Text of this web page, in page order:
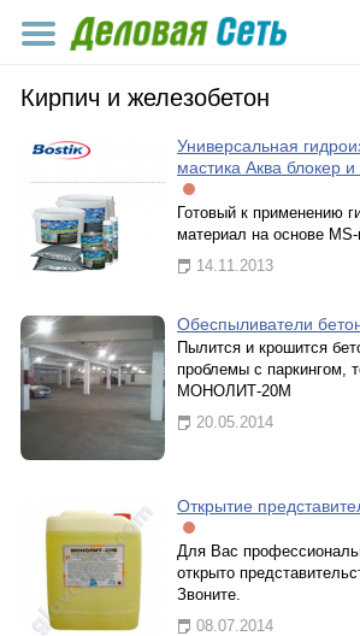
Кирпич и железобетон
Универсальная
мастика Аква блокер
Готовый к применению
материал на основе
14.11.2013
Обеспыливатели
Пылится и крошится
проблемы с паркингом,
МОНОЛИТ-20М
20.05.2014
Открытие
Для Вас
открыто
Звоните.
08.07.2014